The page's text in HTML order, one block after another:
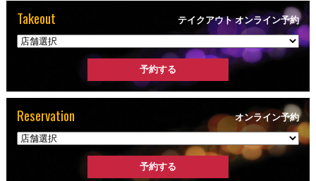
Takeout テイクアウト オンライン予約
Reservation オンライン予約